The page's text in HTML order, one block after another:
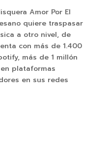
Amor Por El
quiere traspasar
a otro nivel, de
con más de 1.400
más de 1 millón
plataformas
en sus redes